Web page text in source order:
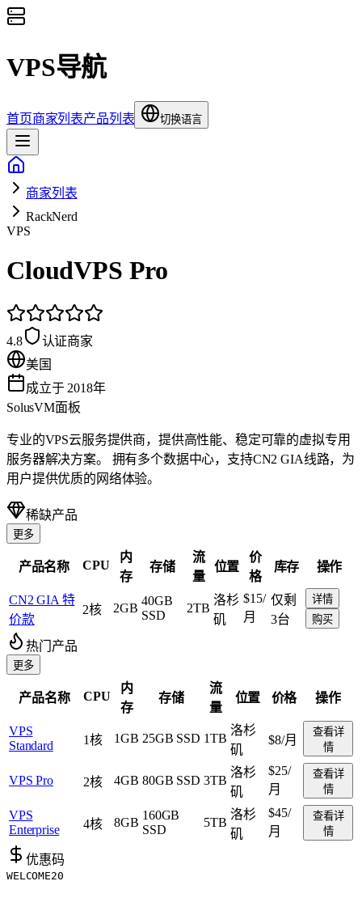
VPS导航
首页商家列表产品列表 切换语言
商家列表
RackNerd
VPS
CloudVPS Pro
4.8
认证商家
美国
成立于 2018年
SolusVM面板
专业的VPS云服务提供商，提供高性能、稳定可靠的虚拟专用
服务器解决方案。 拥有多个数据中心，支持CN2 GIA线路，为
用户提供优质的网络体验。
稀缺产品
更多
产品名称 CPU
内
存
存储
流
量
位置
价
格
库存 操作
CN2 GIA 特
价款
2核 2GB
40GB
SSD
2TB
洛杉
矶
$15/
月
仅剩
3台
详情
购买
热门产品
更多
产品名称 CPU
内
存
存储
流
量
位置 价格 操作
VPS
Standard
1核 1GB 25GB SSD 1TB
洛杉
矶
$8/月
查看详
情
VPS Pro 2核 4GB 80GB SSD 3TB
洛杉
矶
$25/
月
查看详
情
VPS
Enterprise
4核 8GB
160GB
SSD
5TB
洛杉
矶
$45/
月
查看详
情
优惠码
WELCOME20